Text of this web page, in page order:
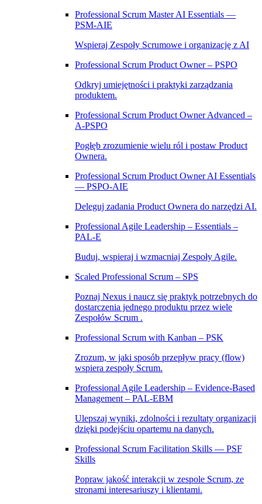
Professional Scrum Master AI Essentials —
PSM-AIE
Wspieraj Zespoły Scrumowe i organizację z AI
Professional Scrum Product Owner – PSPO
Odkryj umiejętności i praktyki zarządzania
produktem.
Professional Scrum Product Owner Advanced –
A‑PSPO
Pogłęb zrozumienie wielu ról i postaw Product
Ownera.
Professional Scrum Product Owner AI Essentials
— PSPO-AIE
Deleguj zadania Product Ownera do narzędzi AI.
Professional Agile Leadership – Essentials –
PAL‑E
Buduj, wspieraj i wzmacniaj Zespoły Agile.
Scaled Professional Scrum – SPS
Poznaj Nexus i naucz się praktyk potrzebnych do
dostarczenia jednego produktu przez wiele
Zespołów Scrum .
Professional Scrum with Kanban – PSK
Zrozum, w jaki sposób przepływ pracy (flow)
wspiera zespoły Scrum.
Professional Agile Leadership – Evidence-Based
Management – PAL-EBM
Ulepszaj wyniki, zdolności i rezultaty organizacji
dzięki podejściu opartemu na danych.
Professional Scrum Facilitation Skills — PSF
Skills
Popraw jakość interakcji w zespole Scrum, ze
stronami interesariuszy i klientami.